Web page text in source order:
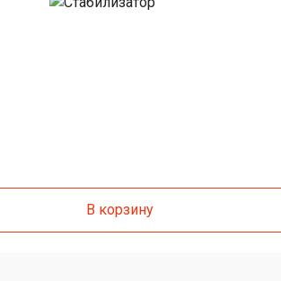
В корзину